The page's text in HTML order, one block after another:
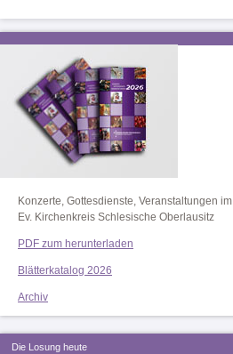
Konzerte, Gottesdienste, Veranstaltungen im
Ev. Kirchenkreis Schlesische Oberlausitz
PDF zum herunterladen
Blätterkatalog 2026
Archiv
Die Losung heute